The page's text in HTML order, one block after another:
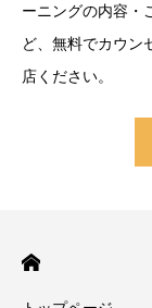
ーニングの内容・
ど、無料でカウン
店ください。